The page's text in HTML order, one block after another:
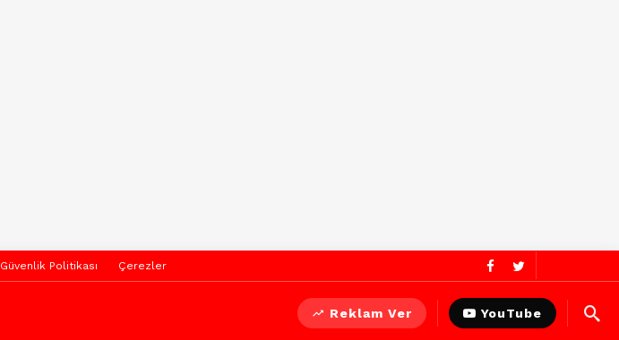
Güvenlik Politikası Çerezler
Reklam Ver YouTube